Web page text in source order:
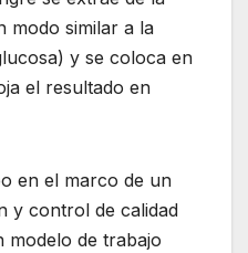
modo similar a la
y se coloca en
el resultado en
en el marco de un
y control de calidad
modelo de trabajo